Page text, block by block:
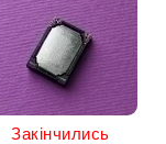
Закінчились